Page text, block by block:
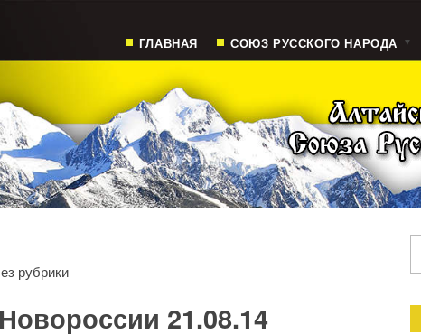
ГЛАВНАЯ СОЮЗ РУССКОГО НАРОДА
рубрики
21.08.14